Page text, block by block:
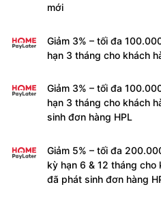
mới
Giảm 3% – tối đa
hạn 3 tháng cho khách
Giảm 3% – tối đa
hạn 3 tháng cho khách
sinh đơn hàng HPL
Giảm 5% – tối đa
kỳ hạn 6 & 12 tháng cho
đã phát sinh đơn hàng